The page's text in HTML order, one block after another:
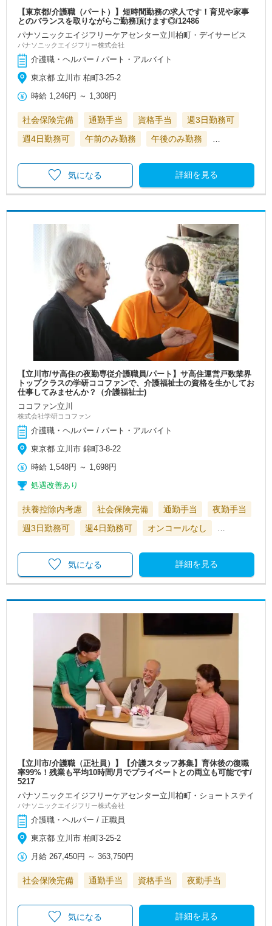
【東京都/介護職（パート）】短時間勤務の求人です！育児や家事
とのバランスを取りながらご勤務頂けます◎/12486
パナソニックエイジフリーケアセンター立川柏町・デイサービス
パナソニックエイジフリー株式会社
介護職・ヘルパー / パート・アルバイト
東京都 立川市 柏町3-25-2
時給 1,246円 ～ 1,308円
社会保険完備 通勤手当 資格手当
週3日勤務可
週4日勤務可
午前のみ勤務 午後のみ勤務 …
詳細を見る
気になる
【立川市/サ高住の夜勤専従介護職員/パート】サ高住運営戸数業界
トップクラスの学研ココファンで、介護福祉士の資格を生かしてお
仕事してみませんか？（介護福祉士)
ココファン立川
株式会社学研ココファン
介護職・ヘルパー / パート・アルバイト
東京都 立川市 錦町3-8-22
時給 1,548円 ～ 1,698円
処遇改善あり
扶養控除内考慮 社会保険完備 通勤手当
夜勤手当
週3日勤務可
週4日勤務可 オンコールなし …
詳細を見る
気になる
【立川市/介護職（正社員）】【介護スタッフ募集】育休後の復職
率99%！残業も平均10時間/月でプライベートとの両立も可能です/
5217
パナソニックエイジフリーケアセンター立川柏町・ショートステイ
パナソニックエイジフリー株式会社
介護職・ヘルパー / 正職員
東京都 立川市 柏町3-25-2
月給 267,450円 ～363,750円
社会保険完備 通勤手当 資格手当 夜勤手当
詳細を見る
気になる